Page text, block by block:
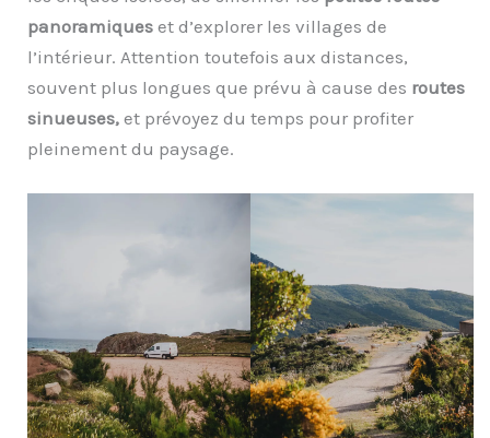
panoramiques et d’explorer les villages de
l’intérieur. Attention toutefois aux distances,
souvent plus longues que prévu à cause des routes
sinueuses, et prévoyez du temps pour profiter
pleinement du paysage.